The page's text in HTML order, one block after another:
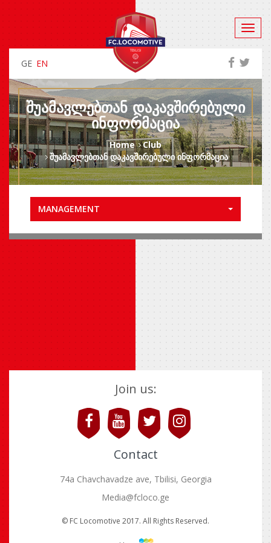
GE EN
ᲨᲣᲐᲛᲐᲕᲚᲔᲑᲗᲐᲜ ᲓᲐᲙᲐᲕᲨᲘᲠᲔᲑᲣᲚᲘ
ᲘᲜᲤᲝᲠᲛᲐᲪᲘᲐ
Home
Club
შუამავლებთან დაკავშირებული ინფორმაცია
MANAGEMENT
Join us:
Contact
74a Chavchavadze ave, Tbilisi, Georgia
Media@fcloco.ge
© FC Locomotive 2017. All Rights Reserved.